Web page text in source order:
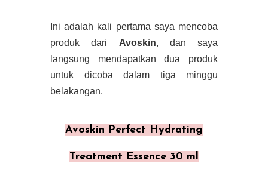
Ini adalah kali pertama saya mencoba
produk dari Avoskin, dan saya
langsung mendapatkan dua produk
untuk dicoba dalam tiga minggu
belakangan.
Avoskin Perfect Hydrating
Treatment Essence 30 ml